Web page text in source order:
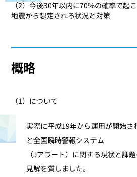
（2）今後30年以内に70%の確率で起
地震から想定される状況と対策
概略
（1）について
実際に平成19年から運用が開始さ
と全国瞬時警報システム
（Jアラート）に関する現状と課
見解を質しました。